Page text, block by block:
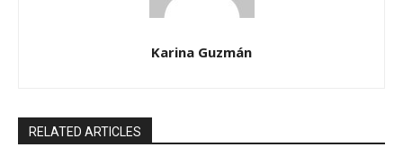
Karina Guzmán
RELATED ARTICLES